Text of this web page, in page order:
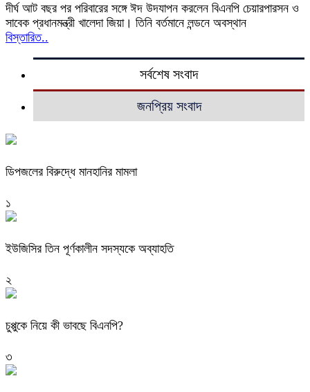
দীর্ঘ আট বছর পর পরিবারের সঙ্গে ঈদ উদযাপন করলেন বিএনপি চেয়ারপারসন ও
সাবেক প্রধানমন্ত্রী খালেদা জিয়া। তিনি বর্তমানে লন্ডনে অবস্থান
বিস্তারিত..
সর্বশেষ সংবাদ
জনপ্রিয় সংবাদ
ডিপজলের বিরুদ্ধে মানহানির মামলা
১
ইউজিসির তিন পূর্ণকালীন সদস্যকে অব্যাহতি
২
চুপ্পুকে নিয়ে কী ভাবছে বিএনপি?
৩